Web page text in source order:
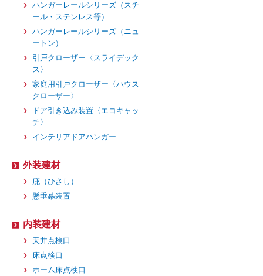
ハンガーレールシリーズ（スチ
ール・ステンレス等）
ハンガーレールシリーズ（ニュ
ートン）
引戸クローザー〈スライデック
ス〉
家庭用引戸クローザー〈ハウス
クローザー〉
ドア引き込み装置〈エコキャッ
チ〉
インテリアドアハンガー
外装建材
庇（ひさし）
懸垂幕装置
内装建材
天井点検口
床点検口
ホーム床点検口